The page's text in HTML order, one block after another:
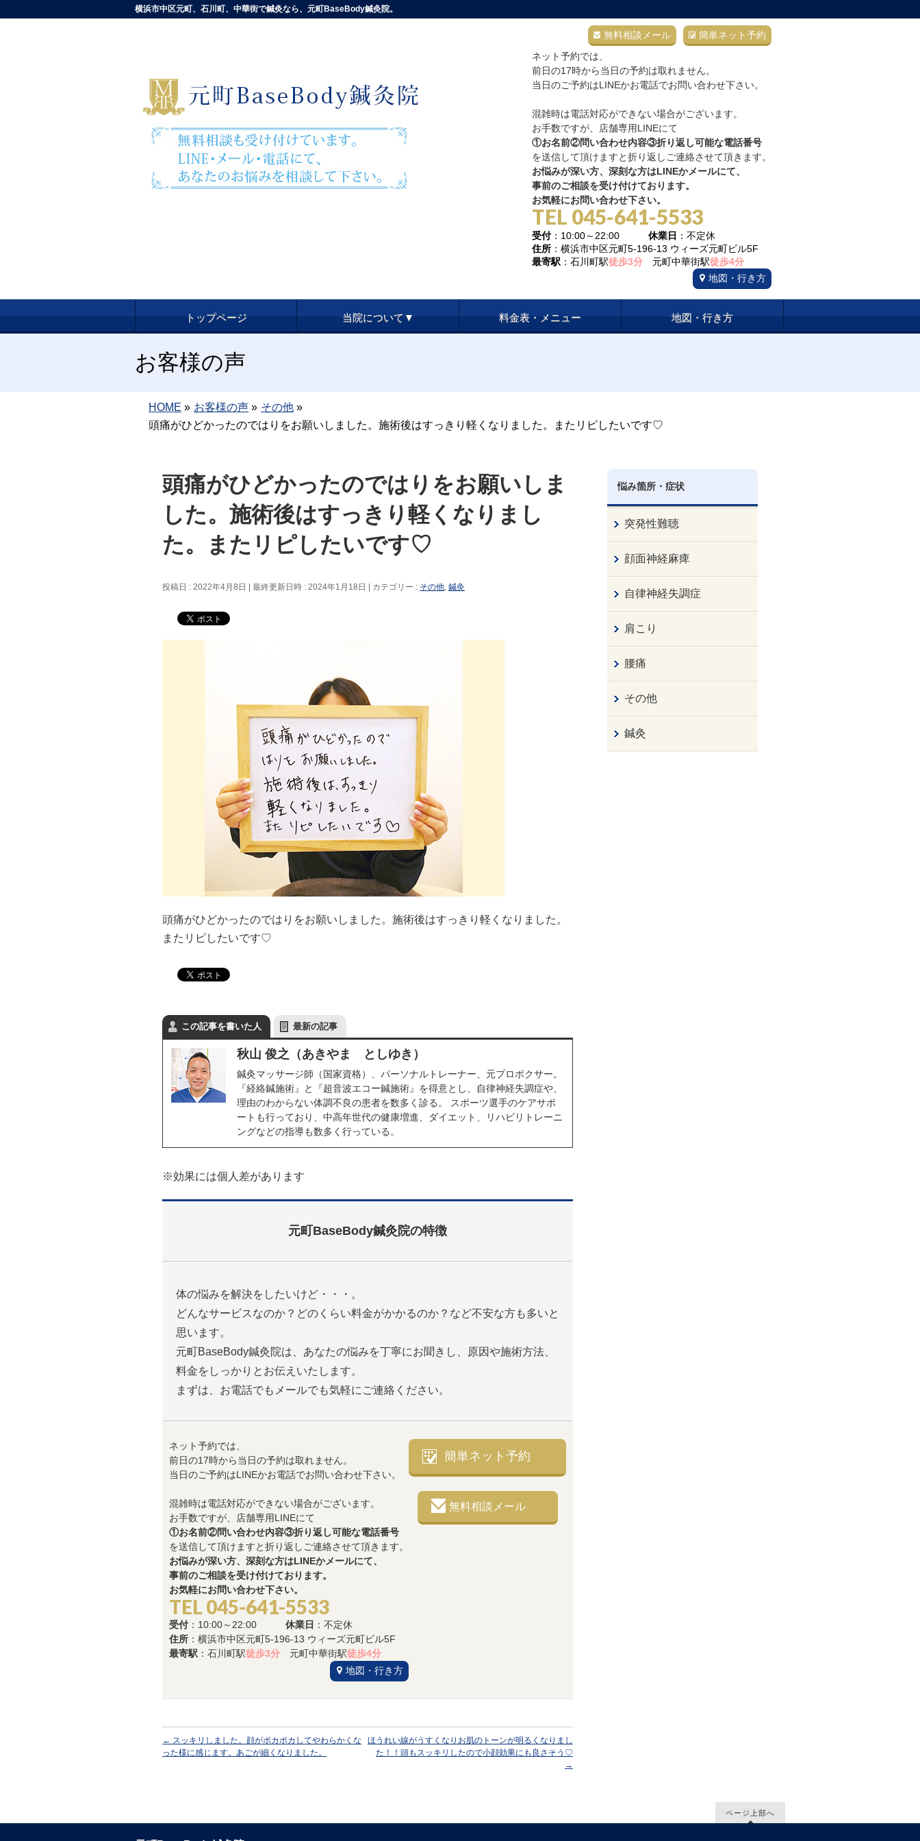
横浜市中区元町、石川町、中華街で鍼灸なら、元町BaseBody鍼灸院。
簡単ネット予約
無料相談メール
ネット予約では、
前日の17時から当日の予約は取れません。
当日のご予約はLINEかお電話でお問い合わせ下さい。
混雑時は電話対応ができない場合がございます。
お手数ですが、店舗専用LINEにて
①お名前②問い合わせ内容③折り返し可能な電話番号
を送信して頂けますと折り返しご連絡させて頂きます。
お悩みが深い方、深刻な方はLINEかメールにて、
事前のご相談を受け付けております。
お気軽にお問い合わせ下さい。
TEL 045-641-5533
受付：10:00～22:00 休業日 ：不定休
住所 ：横浜市中区元町5-196-13 ウィーズ元町ビル5F
最寄駅 ：石川町駅徒歩3分 元町中華街駅徒歩4分
地図・行き方
トップページ 当院について▼ 料金表・メニュー 地図・行き方
お客様の声
HOME » お客様の声 » その他 »
頭痛がひどかったのではりをお願いしました。施術後はすっきり軽くなりました。またリピしたいです♡
頭痛がひどかったのではりをお願いしま
した。施術後はすっきり軽くなりまし
た。またリピしたいです♡
投稿日 : 2022年4月8日 最終更新日時 : 2024年1月18日 カテゴリー : その他, 鍼灸
頭痛がひどかったのではりをお願いしました。施術後はすっきり軽くなりました。
またリピしたいです♡
この記事を書いた人 最新の記事
秋山 俊之（あきやま としゆき）
鍼灸マッサージ師（国家資格）、パーソナルトレーナー、元プロボクサー。
『経絡鍼施術』と『超音波エコー鍼施術』を得意とし、自律神経失調症や、
理由のわからない体調不良の患者を数多く診る。 スポーツ選手のケアサポ
ートも行っており、中高年世代の健康増進、ダイエット、リハビリトレーニ
ングなどの指導も数多く行っている。
※効果には個人差があります
元町BaseBody鍼灸院の特徴
体の悩みを解決をしたいけど・・・。
どんなサービスなのか？どのくらい料金がかかるのか？など不安な方も多いと
思います。
元町BaseBody鍼灸院は、あなたの悩みを丁寧にお聞きし、原因や施術方法、
料金をしっかりとお伝えいたします。
まずは、お電話でもメールでも気軽にご連絡ください。
ネット予約では、
前日の17時から当日の予約は取れません。
当日のご予約はLINEかお電話でお問い合わせ下さい。
混雑時は電話対応ができない場合がございます。
お手数ですが、店舗専用LINEにて
①お名前②問い合わせ内容③折り返し可能な電話番号
を送信して頂けますと折り返しご連絡させて頂きます。
お悩みが深い方、深刻な方はLINEかメールにて、
事前のご相談を受け付けております。
お気軽にお問い合わせ下さい。
TEL 045-641-5533
受付 ：10:00～22:00 休業日 ：不定休
住所 ：横浜市中区元町5-196-13 ウィーズ元町ビル5F
最寄駅 ：石川町駅徒歩3分 元町中華街駅徒歩4分
地図・行き方
簡単ネット予約
無料相談メール
← スッキリしました。顔がポカポカしてやわらかくな
った様に感じます。あごが細くなりました。
ほうれい線がうすくなりお肌のトーンが明るくなりまし
た！！頭もスッキリしたので小顔効果にも良さそう♡
→
悩み箇所・症状
突発性難聴
顔面神経麻痺
自律神経失調症
肩こり
腰痛
その他
鍼灸
ページ上部へ